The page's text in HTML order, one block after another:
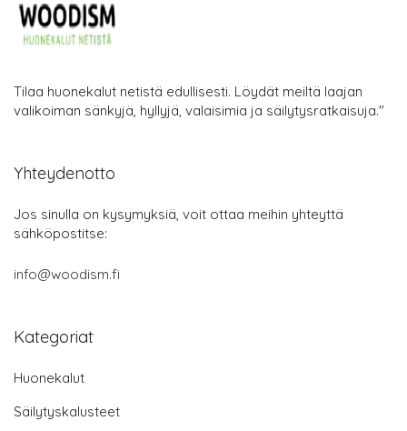
Tilaa huonekalut netistä edullisesti. Löydät meiltä laajan
valikoiman sänkyjä, hyllyjä, valaisimia ja säilytysratkaisuja."
Yhteydenotto
Jos sinulla on kysymyksiä, voit ottaa meihin yhteyttä
sähköpostitse:
info@woodism.fi
Kategoriat
Huonekalut
Säilytyskalusteet